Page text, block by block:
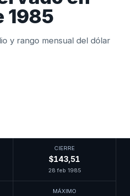
1985
y rango mensual del dólar
CIERRE
$143,51
28 feb 1985
MÁXIMO